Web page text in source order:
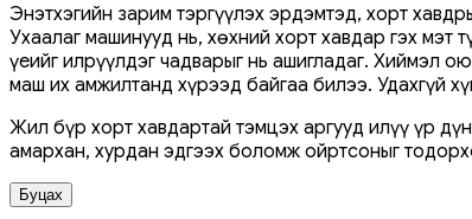
Энэтхэгийн зарим тэргүүлэх эрдэмтэд, хорт
Ухаалаг машинууд нь, хөхний хорт хавдар гэх мэт
үеийг илрүүлдэг чадварыг нь ашигладаг. Хиймэл
маш их амжилтанд хүрээд байгаа билээ. Удахгүй
Жил бүр хорт хавдартай тэмцэх аргууд илүү үр
амархан, хурдан эдгээх боломж ойртсоныг
Буцах